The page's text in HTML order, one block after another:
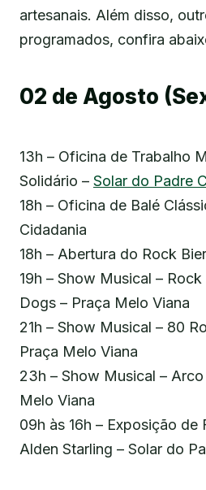
artesanais. Além disso,
programados, confira
02 de Agosto
13h – Oficina de Trabalho
Solidário – Solar do Padre
18h – Oficina de Balé
Cidadania
18h – Abertura do Rock
19h – Show Musical –
Dogs – Praça Melo Viana
21h – Show Musical – 80
Praça Melo Viana
23h – Show Musical – Arco
Melo Viana
09h às 16h – Exposição de
Alden Starling – Solar do